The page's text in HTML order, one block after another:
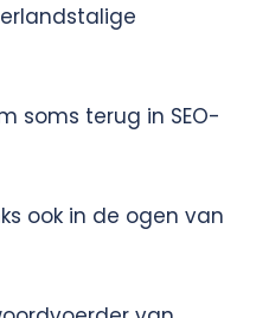
soms terug in SEO-
ook in de ogen van